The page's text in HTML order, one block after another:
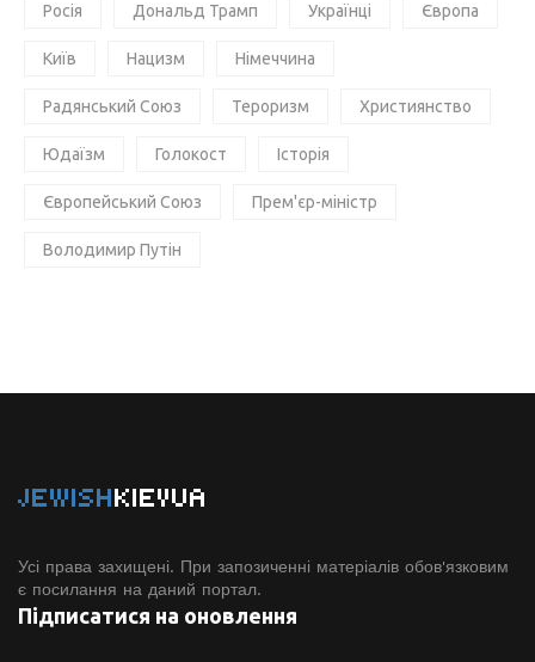
Росія Дональд Трамп Українці Європа
Київ Нацизм Німеччина
Радянський Союз Тероризм Християнство
Юдаїзм Голокост Історія
Європейський Союз Прем'єр-міністр
Володимир Путін
JEWISHKIEVUA
Усі права захищені. При запозиченні матеріалів обов'язковим
є посилання на даний портал.
Підписатися на оновлення